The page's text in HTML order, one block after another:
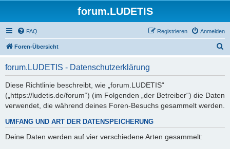
forum.LUDETIS
FAQ Anmelden
Registrieren
Foren-Übersicht
forum.LUDETIS - Datenschutzerklärung
Diese Richtlinie beschreibt, wie „forum.LUDETIS“
(„https://ludetis.de/forum“) (im Folgenden „der Betreiber“) die Daten
verwendet, die während deines Foren-Besuchs gesammelt werden.
UMFANG UND ART DER DATENSPEICHERUNG
Deine Daten werden auf vier verschiedene Arten gesammelt: